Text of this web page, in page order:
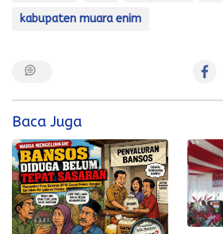
kabupaten muara enim
Baca Juga